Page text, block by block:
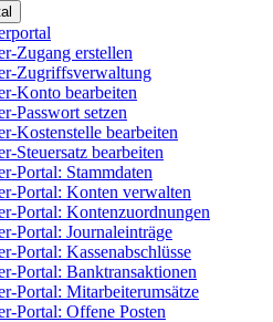
Zugang erstellen
Zugriffsverwaltung
Konto bearbeiten
Passwort setzen
Kostenstelle bearbeiten
Steuersatz bearbeiten
Portal: Stammdaten
Portal: Konten verwalten
Portal: Kontenzuordnungen
Portal: Journaleinträge
Portal: Kassenabschlüsse
Portal: Banktransaktionen
Portal: Mitarbeiterumsätze
Portal: Offene Posten